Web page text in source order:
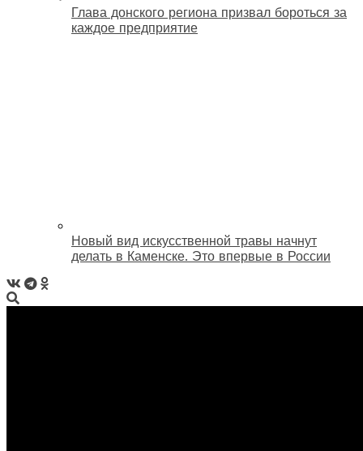
Глава донского региона призвал бороться за
каждое предприятие
Новый вид искусственной травы начнут
делать в Каменске. Это впервые в России